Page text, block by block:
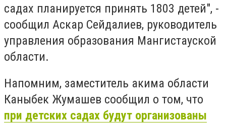
садах планируется принять 1803 детей", -
сообщил Аскар Сейдалиев, руководитель
управления образования Мангистауской
области.
Напомним, заместитель акима области
Каныбек Жумашев сообщил о том, что
при детских садах будут организованы